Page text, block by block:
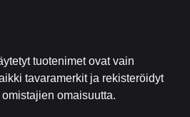
tuotenimet ovat vain
tavaramerkit ja rekisteröidyt
omaisuutta.